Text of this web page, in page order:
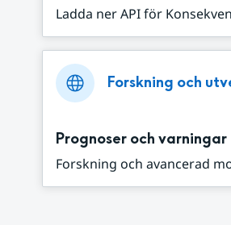
Ladda ner API för
Forskning och
Prognoser och varningar
Forskning och avancerad